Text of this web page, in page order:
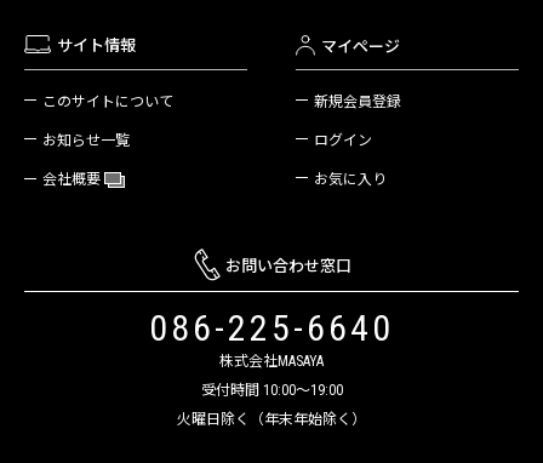
サイト情報
このサイトについて
お知らせ一覧
会社概要
マイページ
新規会員登録
ログイン
お気に入り
お問い合わせ窓口
086-225-6640
株式会社MASAYA
受付時間 10:00～19:00
火曜日除く（年末年始除く）